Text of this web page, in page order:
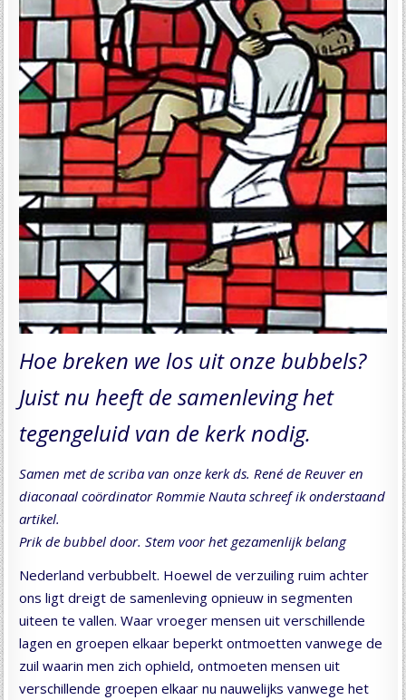
Hoe breken we los uit onze bubbels?
Juist nu heeft de samenleving het
tegengeluid van de kerk nodig.
Samen met de scriba van onze kerk ds. René de Reuver en
diaconaal coördinator Rommie Nauta schreef ik onderstaand
artikel.
Prik de bubbel door. Stem voor het gezamenlijk belang
Nederland verbubbelt. Hoewel de verzuiling ruim achter
ons ligt dreigt de samenleving opnieuw in segmenten
uiteen te vallen. Waar vroeger mensen uit verschillende
lagen en groepen elkaar beperkt ontmoetten vanwege de
zuil waarin men zich ophield, ontmoeten mensen uit
verschillende groepen elkaar nu nauwelijks vanwege het